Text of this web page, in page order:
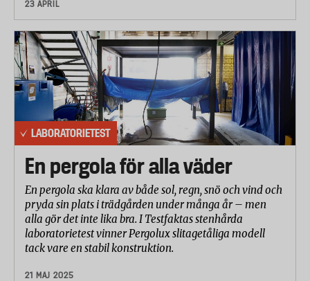
högre index desto mjukare papper.
Betygsättning
Resultaten från laboratorietestet har betygsatts och viktats
samman till ett totalbetyg i samråd med laboratoriet.
Betygsättningen görs på en skala från 1 till 10 där 10 är bäst.
Betygen från de olika delmomenten har viktats samman till
ett totalbetyg enligt följande:
Penetrationsmotstånd 25%
Uppsugningsförmåga 25%
23 APRIL
LABORATORIETEST
En pergola för alla väder
En pergola ska klara av både sol, regn, snö och vind och
pryda sin plats i trädgården under många år – men
alla gör det inte lika bra. I Testfaktas stenhårda
laboratorietest vinner Pergolux slitagetåliga modell
tack vare en stabil konstruktion.
21 MAJ 2025